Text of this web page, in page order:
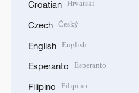
Croatian Hrvatski
Czech Český
English English
Esperanto Esperanto
Filipino Filipino